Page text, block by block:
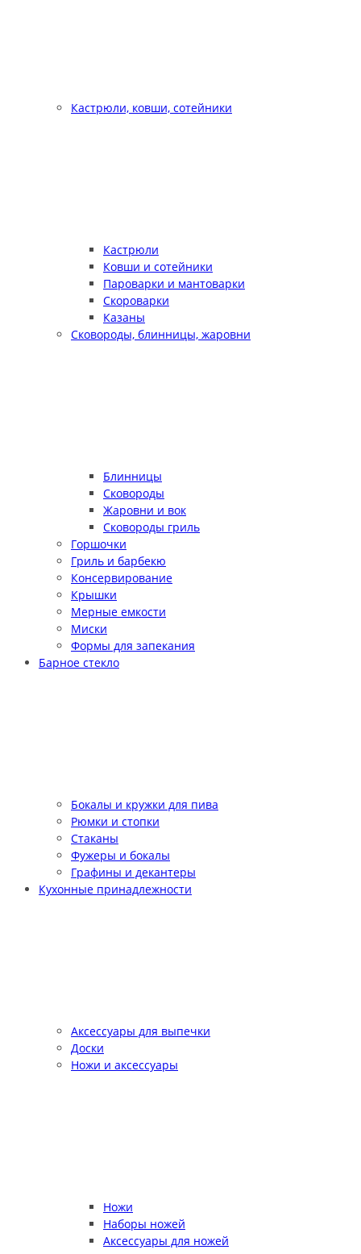
Кастрюли, ковши, сотейники
Кастрюли
Ковши и сотейники
Пароварки и мантоварки
Скороварки
Казаны
Сковороды, блинницы, жаровни
Блинницы
Сковороды
Жаровни и вок
Сковороды гриль
Горшочки
Гриль и барбекю
Консервирование
Крышки
Мерные емкости
Миски
Формы для запекания
Барное стекло
Бокалы и кружки для пива
Рюмки и стопки
Стаканы
Фужеры и бокалы
Графины и декантеры
Кухонные принадлежности
Аксессуары для выпечки
Доски
Ножи и аксессуары
Ножи
Наборы ножей
Аксессуары для ножей